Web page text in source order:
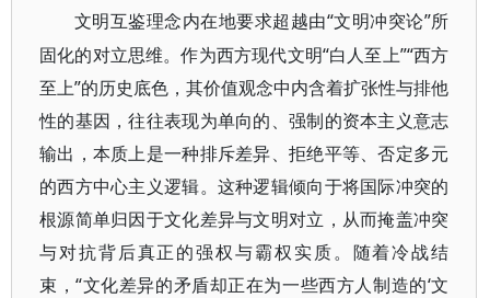
文明互鉴理念内在地要求超越由“文明冲突论”所
固化的对立思维。作为西方现代文明“白人至上”“西方
至上”的历史底色，其价值观念中内含着扩张性与排他
性的基因，往往表现为单向的、强制的资本主义意志
输出，本质上是一种排斥差异、拒绝平等、否定多元
的西方中心主义逻辑。这种逻辑倾向于将国际冲突的
根源简单归因于文化差异与文明对立，从而掩盖冲突
与对抗背后真正的强权与霸权实质。随着冷战结
束，“文化差异的矛盾却正在为一些西方人制造的‘文